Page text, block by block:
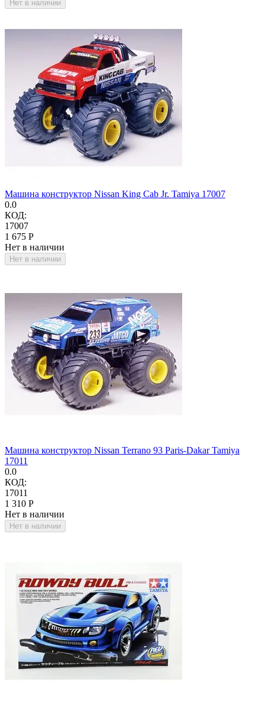
Нет в наличии
Машина конструктор Nissan King Cab Jr. Tamiya 17007
0.0
КОД:
17007
1 675 Р
Нет в наличии
Нет в наличии
Машина конструктор Nissan Terrano 93 Paris-Dakar Tamiya
17011
0.0
КОД:
17011
1 310 Р
Нет в наличии
Нет в наличии